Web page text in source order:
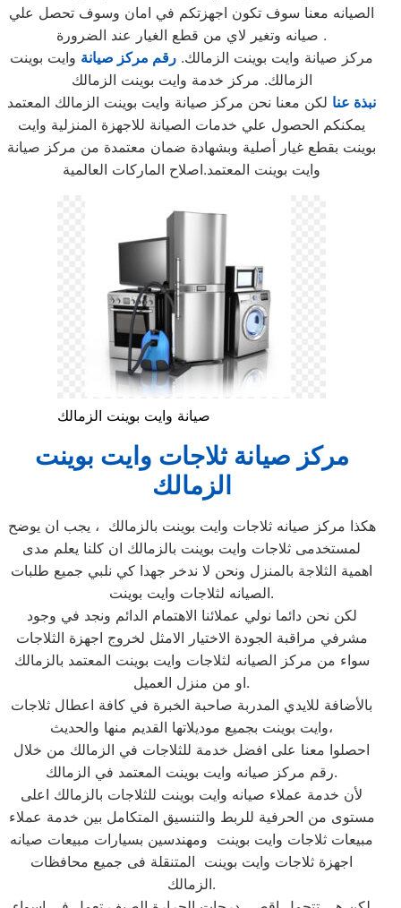
الصيانه معنا سوف تكون اجهزتكم في امان وسوف تحصل علي
صيانه وتغير لاي من قطع الغيار عند الضرورة .
مركز صيانة وايت بوينت الزمالك. رقم مركز صيانة وايت بوينت
الزمالك. مركز خدمة وايت بوينت الزمالك
نبذة عنا لكن معنا نحن مركز صيانة وايت بوينت الزمالك المعتمد
يمكنكم الحصول علي خدمات الصيانة للاجهزة المنزلية وايت
بوينت بقطع غيار أصلية وبشهادة ضمان معتمدة من مركز صيانة
وايت بوينت المعتمد.اصلاح الماركات العالمية
صيانة وايت بوينت الزمالك
مركز صيانة ثلاجات وايت بوينت
الزمالك
هكذا مركز صيانه ثلاجات وايت بوينت بالزمالك ، يجب ان يوضح
لمستخدمى ثلاجات وايت بوينت بالزمالك ان كلنا يعلم مدى
اهمية الثلاجة بالمنزل ونحن لا ندخر جهدا كي نلبي جميع طلبات
الصيانه لثلاجات وايت بوينت.
لكن نحن دائما نولي عملائنا الاهتمام الدائم ونجد في وجود
مشرفي مراقبة الجودة الاختيار الامثل لخروج اجهزة الثلاجات
سواء من مركز الصيانه لثلاجات وايت بوينت المعتمد بالزمالك
او من منزل العميل.
بالأضافة للايدي المدربة صاحبة الخبرة في كافة اعطال ثلاجات
وايت بوينت بجميع موديلاتها القديم منها والحديث،
احصلوا معنا على افضل خدمة للثلاجات في الزمالك من خلال
رقم مركز صيانه وايت بوينت المعتمد في الزمالك.
لأن خدمة عملاء صيانه وايت بوينت للثلاجات بالزمالك اعلى
مستوى من الحرفية للربط والتنسيق المتكامل بين خدمة عملاء
مبيعات ثلاجات وايت بوينت ومهندسين بسيارات مبيعات صيانه
اجهزة ثلاجات وايت بوينت المتنقلة فى جميع محافظات
الزمالك.